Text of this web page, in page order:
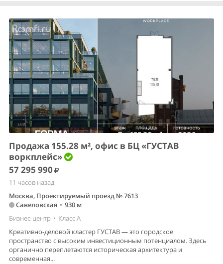
Продажа 155.28 м², офис в БЦ «ГУСТАВ
воркплейс»
57 295 990
11 часов назад
Москва, Проектируемый проезд № 7613
Савеловская • 930 м
Бизнес-центр • Класс A
Креативно-деловой кластер ГУСТАВ — это городское
пространство с высоким инвестиционным потенциалом. Здесь
органично переплетаются историческая архитектура и
современная...